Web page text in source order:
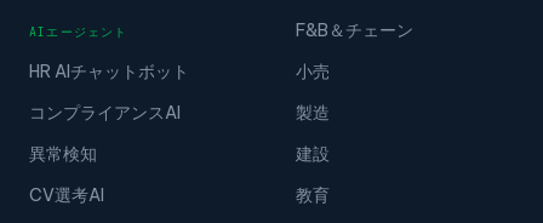
AIエージェント
HR AIチャットボット
コンプライアンスAI
異常検知
CV選考AI
F&B＆チェーン
小売
製造
建設
教育